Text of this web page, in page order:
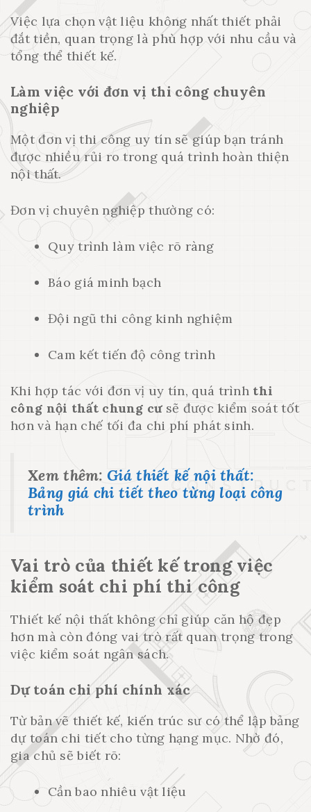
Việc lựa chọn vật liệu không nhất thiết phải
đắt tiền, quan trọng là phù hợp với nhu cầu và
tổng thể thiết kế.
Làm việc với đơn vị thi công chuyên
nghiệp
Một đơn vị thi công uy tín sẽ giúp bạn tránh
được nhiều rủi ro trong quá trình hoàn thiện
nội thất.
Đơn vị chuyên nghiệp thường có:
Quy trình làm việc rõ ràng
Báo giá minh bạch
Đội ngũ thi công kinh nghiệm
Cam kết tiến độ công trình
Khi hợp tác với đơn vị uy tín, quá trình thi
công nội thất chung cưsẽ được kiểm soát tốt
hơn và hạn chế tối đa chi phí phát sinh.
Xem thêm:Giá thiết kế nội thất:
Bảng giá chi tiết theo từng loại công
trình
Vai trò của thiết kế trong việc
kiểm soát chi phí thi công
Thiết kế nội thất không chỉ giúp căn hộ đẹp
hơn mà còn đóng vai trò rất quan trọng trong
việc kiểm soát ngân sách.
Dự toán chi phí chính xác
Từ bản vẽ thiết kế, kiến trúc sư có thể lập bảng
dự toán chi tiết cho từng hạng mục. Nhờ đó,
gia chủ sẽ biết rõ:
Cần bao nhiêu vật liệu